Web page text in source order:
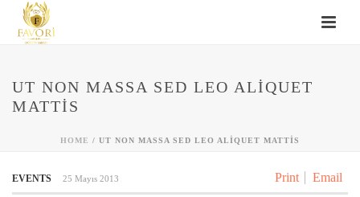
UT NON MASSA SED LEO ALIQUET
MATTIS
HOME / UT NON MASSA SED LEO ALIQUET MATTIS
Print Email
EVENTS 25 Mayıs 2013